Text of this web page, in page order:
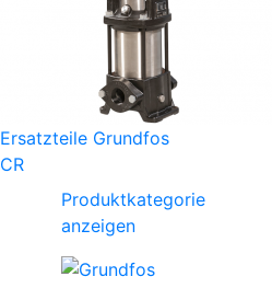
Ersatzteile Grundfos
CR
Produktkategorie
anzeigen